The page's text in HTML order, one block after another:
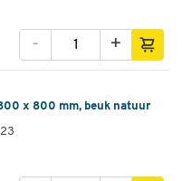
+
-
x 800 mm, beuk natuur